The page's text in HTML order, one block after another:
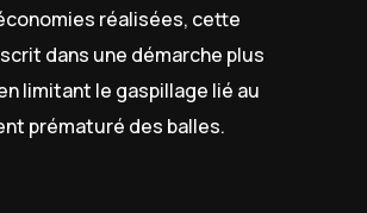
réalisées, cette
dans une démarche plus
limitant le gaspillage lié au
prématuré des balles.